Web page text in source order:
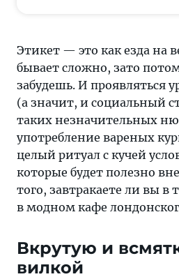
знать
которые
будет
полезно
зависимости
от
того,
завтракаете
в
турецком
Этикет — это как езда на
бывает сложно, зато
забудешь. И проявляться
(а значит, и социальный
таких незначительных
употребление вареных
целый ритуал с кучей
которые будет полезно
того, завтракаете ли вы в
в модном кафе
Вкрутую и
вилкой